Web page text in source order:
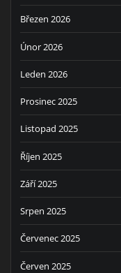
Březen 2026
Únor 2026
Leden 2026
Prosinec 2025
Listopad 2025
Říjen 2025
Září 2025
Srpen 2025
Červenec 2025
Červen 2025